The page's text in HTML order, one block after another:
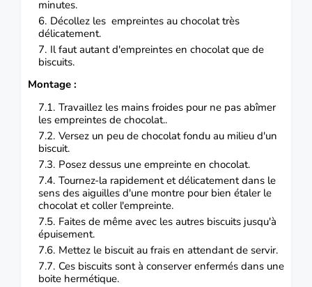
minutes.
Décollez les empreintes au chocolat très
délicatement.
Il faut autant d'empreintes en chocolat que de
biscuits.
Montage :
Travaillez les mains froides pour ne pas abîmer
les empreintes de chocolat..
Versez un peu de chocolat fondu au milieu d'un
biscuit.
Posez dessus une empreinte en chocolat.
Tournez-la rapidement et délicatement dans le
sens des aiguilles d'une montre pour bien étaler le
chocolat et coller l'empreinte.
Faites de même avec les autres biscuits jusqu'à
épuisement.
Mettez le biscuit au frais en attendant de servir.
Ces biscuits sont à conserver enfermés dans une
boite hermétique.